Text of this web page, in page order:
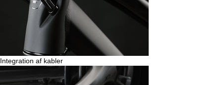
Integration af kabler